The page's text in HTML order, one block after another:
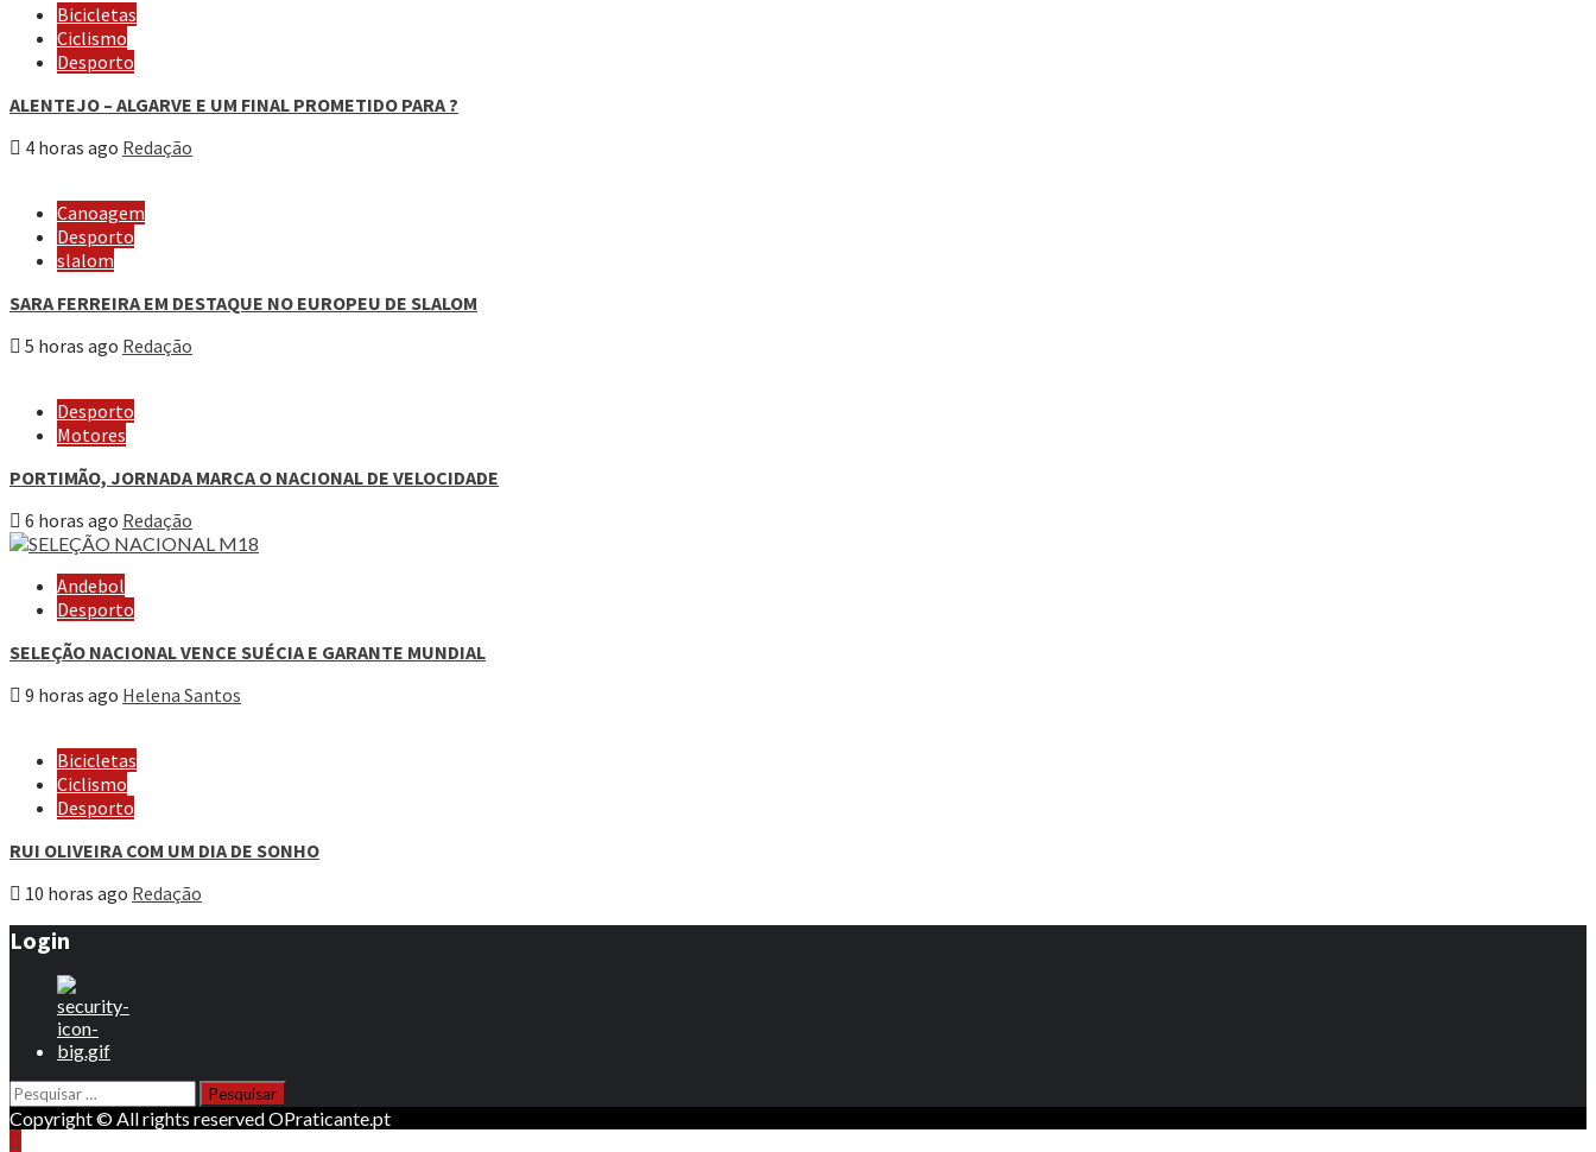
Bicicletas
Ciclismo
Desporto
ALENTEJO – ALGARVE E UM FINAL PROMETIDO PARA ?
4 horas ago Redação
Canoagem
Desporto
slalom
SARA FERREIRA EM DESTAQUE NO EUROPEU DE SLALOM
5 horas ago Redação
Desporto
Motores
PORTIMÃO, JORNADA MARCA O NACIONAL DE VELOCIDADE
6 horas ago Redação
Andebol
Desporto
SELEÇÃO NACIONAL VENCE SUÉCIA E GARANTE MUNDIAL
9 horas ago Helena Santos
Bicicletas
Ciclismo
Desporto
RUI OLIVEIRA COM UM DIA DE SONHO
10 horas ago Redação
Login
Pesquisar
por:
Copyright © All rights reserved OPraticante.pt